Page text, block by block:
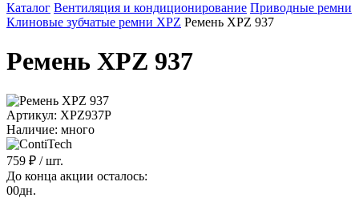
Каталог Вентиляция и кондиционирование Приводные ремни
Клиновые зубчатые ремни XPZ Ремень XPZ 937
Ремень XPZ 937
Артикул: XPZ937P
Наличие: много
759 ₽ / шт.
До конца акции осталось:
00дн.